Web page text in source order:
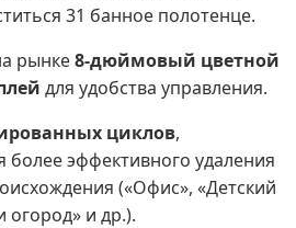
31 банное полотенце.
рынке8-дюймовый цветной
для удобства управления.
циклов,
более эффективного удаления
(«Офис», «Детский
огород» и др.).